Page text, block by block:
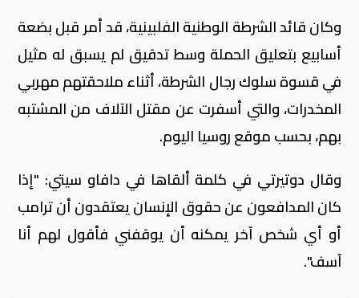
وكان قائد الشرطة الوطنية الفلبينية، قد أمر قبل بضعة
أسابيع بتعليق الحملة وسط تدقيق لم يسبق له مثيل
في قسوة سلوك رجال الشرطة، أثناء ملاحقتهم مهربي
المخدرات، والتي أسفرت عن مقتل الآلاف من المشتبه
بهم، بحسب موقع روسيا اليوم.
وقال دوتيرتي في كلمة ألقاها في دافاو سيتي: "إذا
كان المدافعون عن حقوق الإنسان يعتقدون أن ترامب
أو أي شخص آخر يمكنه أن يوقفني فأقول لهم أنا
آسف".